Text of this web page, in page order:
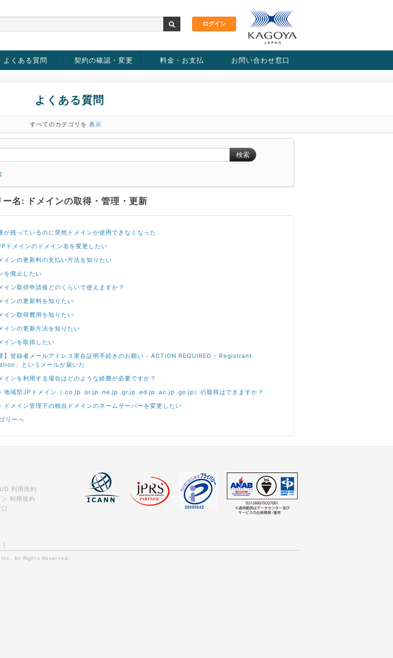
よくある質問 契約の確認・変更 料金・お支払 お問い合わせ窓口
よくある質問
すべてのカテゴリを 表示
検索
ー名: ドメインの取得・管理・更新
が残っているのに突然ドメインが使用できなくなった
ドメインのドメイン名を変更したい
インの更新料の支払い方法を知りたい
を廃止したい
イン取得申請後どのくらいで使えますか？
インの更新料を知りたい
イン取得費用を知りたい
インの更新方法を知りたい
インを取得したい
】登録者メールアドレス実在証明手続きのお願い - ACTION REQUIRED - Registrant
」というメールが届いた
インを利用する場合はどのような経費が必要ですか？
地域型JPドメイン（.co.jp .or.jp .ne.jp .gr.jp .ed.jp .ac.jp .go.jp）の取得はできますか？
ドメイン管理下の独自ドメインのネームサーバーを変更したい
リーへ
利用規約
利用規約
All Rights Reserved.